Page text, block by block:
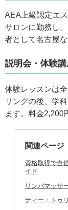
AEA上級認定エ
サロンに勤務し
者として名古屋
説明会・体験
体験レッスンは
リングの後、学
ます。料金2,200
関連ページ
資格取得で自
イド
リンパマッサ
ティー・トゥ